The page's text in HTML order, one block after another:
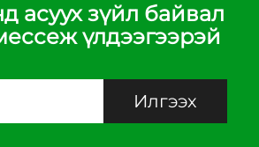
асуух зүйл байвал
үлдээгээрэй
Илгээх